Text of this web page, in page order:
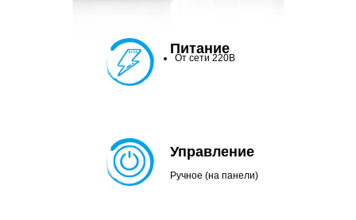
Питание
От сети 220В
Управление
Ручное (на панели)